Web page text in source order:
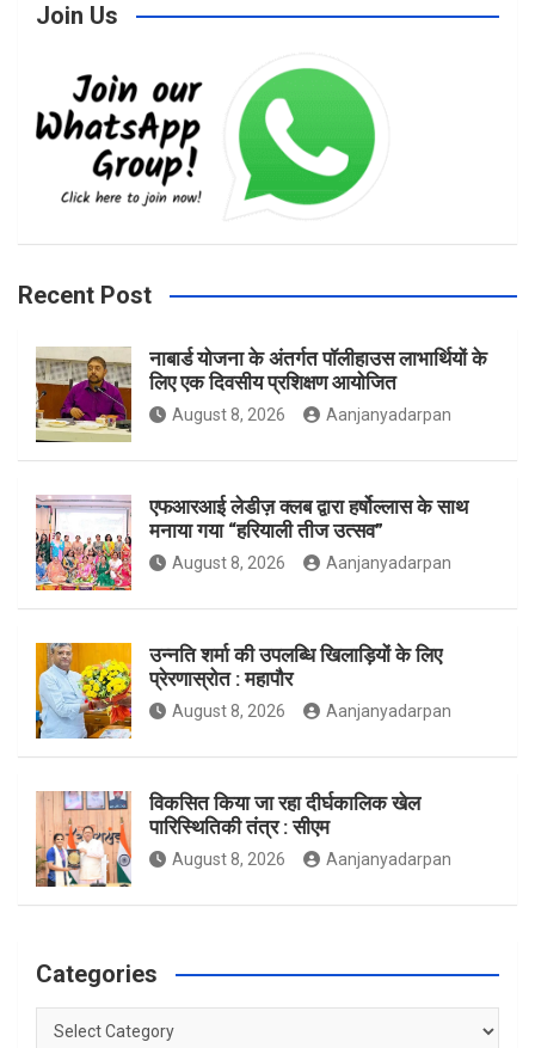
o
k
g
m
e
Join Us
Recent Post
नाबार्ड योजना के अंतर्गत पॉलीहाउस लाभार्थियों के
लिए एक दिवसीय प्रशिक्षण आयोजित
August 8, 2026 Aanjanyadarpan
एफआरआई लेडीज़ क्लब द्वारा हर्षोल्लास के साथ
मनाया गया “हरियाली तीज उत्सव”
August 8, 2026 Aanjanyadarpan
उन्नति शर्मा की उपलब्धि खिलाड़ियों के लिए
प्रेरणास्रोत : महापौर
August 8, 2026 Aanjanyadarpan
विकसित किया जा रहा दीर्घकालिक खेल
पारिस्थितिकी तंत्र : सीएम
August 8, 2026 Aanjanyadarpan
Categories
Categories